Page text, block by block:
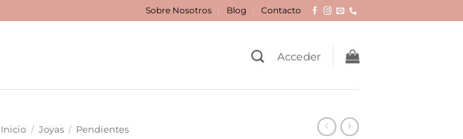
Sobre Nosotros Blog Contacto
Acceder
Inicio / Joyas / Pendientes